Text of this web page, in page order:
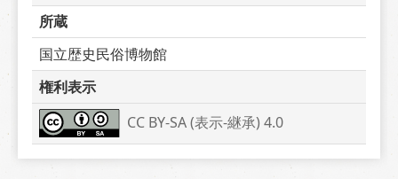
所蔵
国立歴史民俗博物館
権利表示
CC BY-SA (表示-継承) 4.0